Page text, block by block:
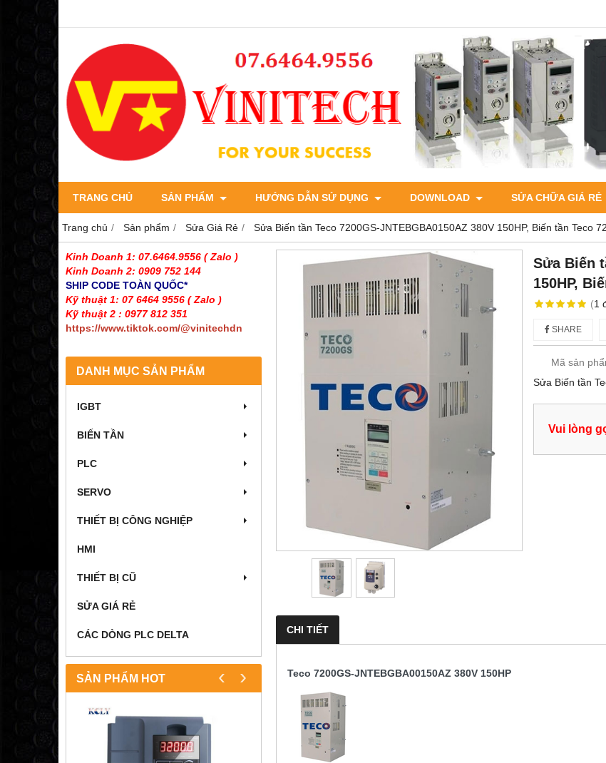
TRANG CHỦ SẢN PHẨM HƯỚNG DẪN SỬ DỤNG DOWNLOAD SỬA CHỮA GIÁ RẺ
Trang chủ Sản phẩm Sửa Giá Rẻ Sửa Biến tần Teco 7200GS-JNTEBGBA0150AZ 380V 150HP, Biến tần Teco
Kinh Doanh 1: 07.6464.9556 ( Zalo )
Kinh Doanh 2: 0909 752 144
SHIP CODE TOÀN QUỐC*
Kỹ thuật 1: 07 6464 9556 ( Zalo )
Kỹ thuật 2 : 0977 812 351
https://www.tiktok.com/@vinitechdn
DANH MỤC SẢN PHẨM
IGBT
BIẾN TẦN
PLC
SERVO
THIẾT BỊ CÔNG NGHIỆP
HMI
THIẾT BỊ CŨ
SỬA GIÁ RẺ
CÁC DÒNG PLC DELTA
SẢN PHẨM HOT ‹ ›
Sửa Biến
150HP,
(1
SHARE
Mã sản
Sửa Biến tần
Vui lòng
CHI TIẾT
Teco 7200GS-JNTEBGBA00150AZ 380V 150HP